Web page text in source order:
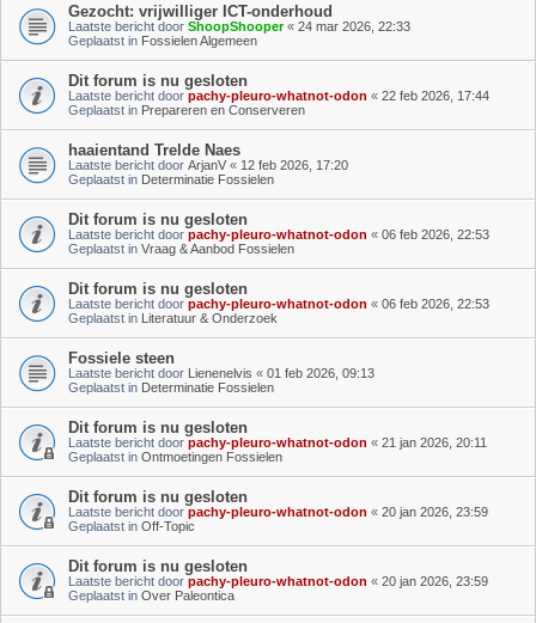
Gezocht: vrijwilliger ICT-onderhoud
Laatste bericht door ShoopShooper« 24 mar 2026, 22:33
Geplaatst in Fossielen Algemeen
Dit forum is nu gesloten
Laatste bericht door pachy-pleuro-whatnot-odon « 22 feb 2026, 17:44
Geplaatst in Prepareren en Conserveren
haaientand Trelde Naes
Laatste bericht door ArjanV « 12 feb 2026, 17:20
Geplaatst in Determinatie Fossielen
Dit forum is nu gesloten
Laatste bericht door pachy-pleuro-whatnot-odon « 06 feb 2026, 22:53
Geplaatst in Vraag & Aanbod Fossielen
Dit forum is nu gesloten
Laatste bericht door pachy-pleuro-whatnot-odon « 06 feb 2026, 22:53
Geplaatst in Literatuur & Onderzoek
Fossiele steen
Laatste bericht door Lienenelvis « 01 feb 2026, 09:13
Geplaatst in Determinatie Fossielen
Dit forum is nu gesloten
Laatste bericht door pachy-pleuro-whatnot-odon « 21 jan 2026, 20:11
Geplaatst in Ontmoetingen Fossielen
Dit forum is nu gesloten
Laatste bericht door pachy-pleuro-whatnot-odon « 20 jan 2026, 23:59
Geplaatst in Off-Topic
Dit forum is nu gesloten
Laatste bericht door pachy-pleuro-whatnot-odon « 20 jan 2026, 23:59
Geplaatst in Over Paleontica